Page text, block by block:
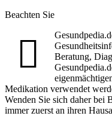
Beachten Sie
Beratung,
Medikation verwendet
Wenden Sie sich daher bei
immer zuerst an ihren